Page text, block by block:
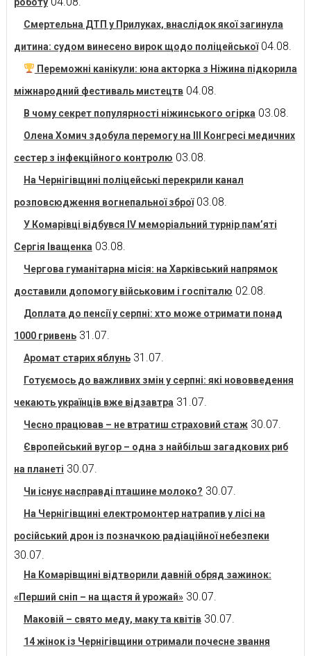
Смертельна ДТП у Прилуках, внаслідок якої загинула
дитина: судом винесено вирок щодо поліцейської 04.08.
Переможні канікули: юна акторка з Ніжина підкорила
міжнародний фестиваль мистецтв 04.08.
В чому секрет популярності ніжинського огірка 03.08.
Олена Хомич здобула перемогу на ІІІ Конгресі медичних
сестер з інфекційного контролю 03.08.
На Чернігівщині поліцейські перекрили канал
розповсюдження вогнепальної зброї 03.08.
У Комарівці відбувся IV меморіальний турнір пам’яті
Сергія Іващенка 03.08.
Чергова гуманітарна місія: на Харківський напрямок
доставили допомогу військовим і госпіталю 02.08.
Доплата до пенсії у серпні: хто може отримати понад
1000 гривень 31.07.
Аромат старих яблунь 31.07.
Готуємось до важливих змін у серпні: які нововведення
чекають українців вже відзавтра 31.07.
Чесно працював – не втратиш страховий стаж 30.07.
Європейський вугор – одна з найбільш загадкових риб
на планеті 30.07.
Чи існує насправді пташине молоко? 30.07.
На Чернігівщині електромонтер натрапив у лісі на
російський дрон із позначкою радіаційної небезпеки
30.07.
На Комарівщині відтворили давній обряд зажинок:
«Перший сніп – на щастя й урожай» 30.07.
Маковій – свято меду, маку та квітів 30.07.
14 жінок із Чернігівщини отримали почесне звання